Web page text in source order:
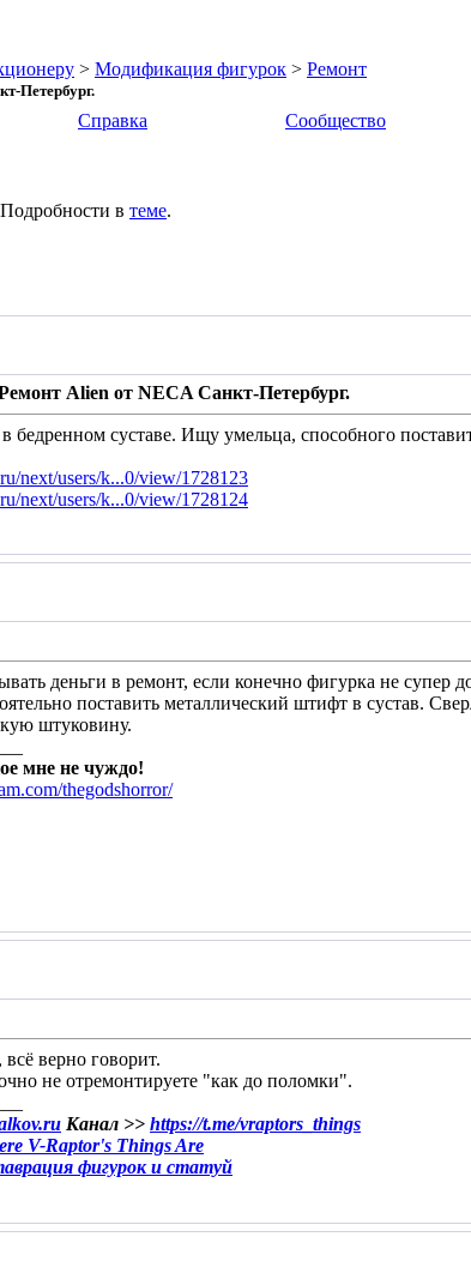
> Модификация фигурок > Ремонт
Петербург.
Справка Сообщество
в теме.
Alien от NECA Санкт-Петербург.
бедренном суставе. Ищу умельца, способного
next/users/k...0/view/1728123
next/users/k...0/view/1728124
деньги в ремонт, если конечно фигурка не
поставить металлический штифт в сустав.
штуковину.
мне не чуждо!
thegodshorror/
, всё верно говорит.
не отремонтируете "как до поломки".
Канал >> https://t.me/vraptors_things
V-Raptor's Things Are
фигурок и статуй